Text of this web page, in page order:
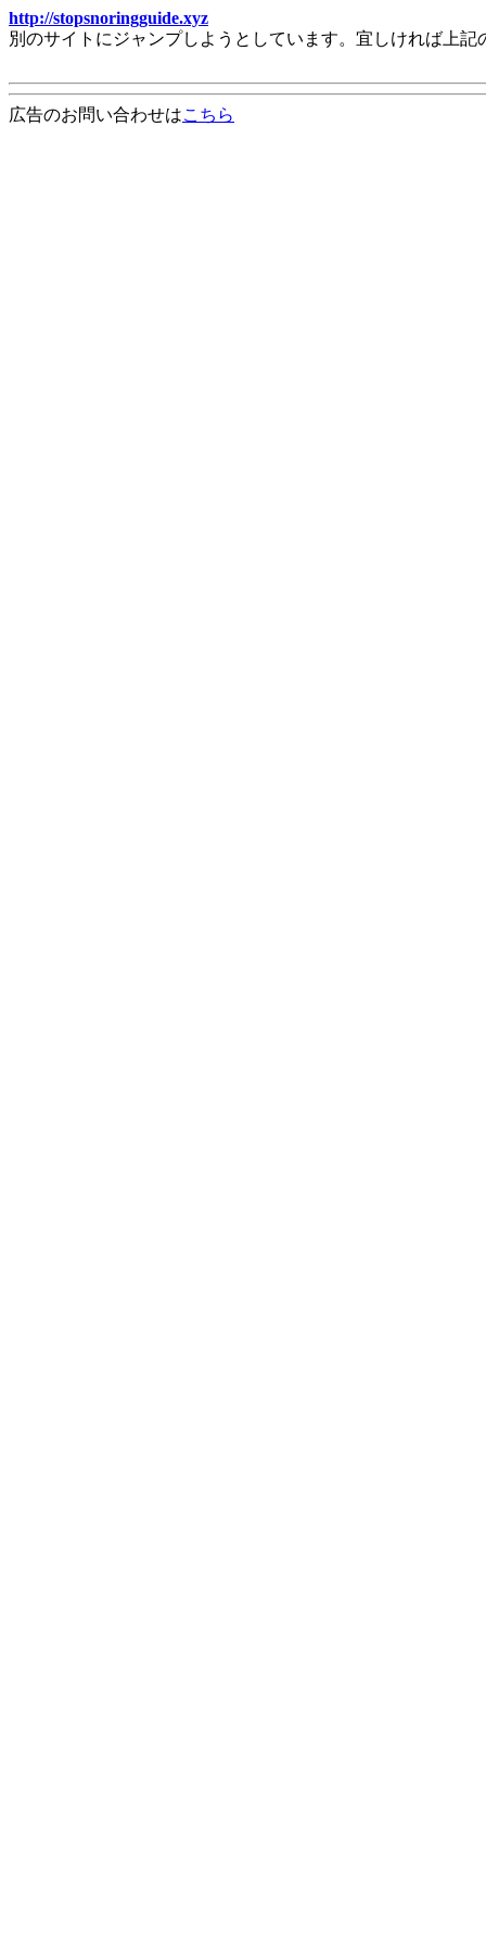
http://stopsnoringguide.xyz
別のサイトにジャンプしようとしています。宜しければ上
広告のお問い合わせはこちら